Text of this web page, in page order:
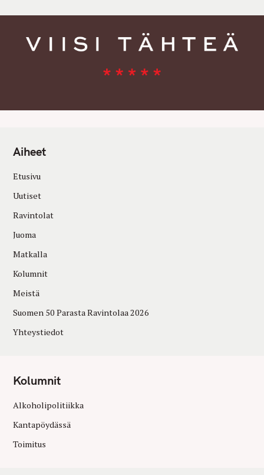
Aiheet
Etusivu
Uutiset
Ravintolat
Juoma
Matkalla
Kolumnit
Meistä
Suomen 50 Parasta Ravintolaa 2026
Yhteystiedot
Kolumnit
Alkoholipolitiikka
Kantapöydässä
Toimitus